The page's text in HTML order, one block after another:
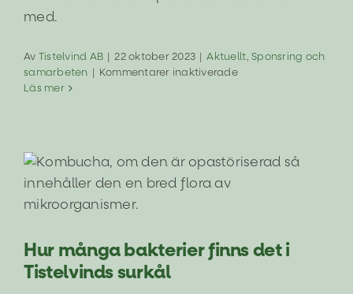
med.
Av Tistelvind AB | 22 oktober 2023 | Aktuellt,Sponsring och
samarbeten | Kommentarer inaktiveradeför
Läs mer
Hur många bakterier finns det i
Tistelvinds surkål
Hur många bakterier finns det i
Tistelvinds surkål